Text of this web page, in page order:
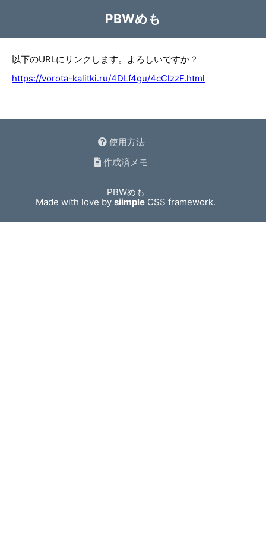
PBWめも
以下のURLにリンクします。よろしいですか？
https://vorota-kalitki.ru/4DLf4gu/4cClzzF.html
使用方法
作成済メモ
PBWめも
Made with love bysiimple CSS framework.